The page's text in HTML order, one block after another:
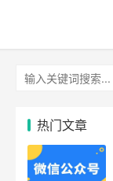
热门文章